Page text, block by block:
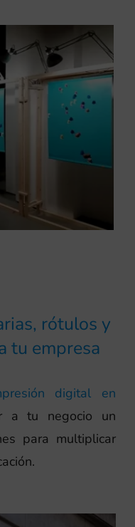
rótulos y
tu empresa
digital en
a tu negocio un
para multiplicar